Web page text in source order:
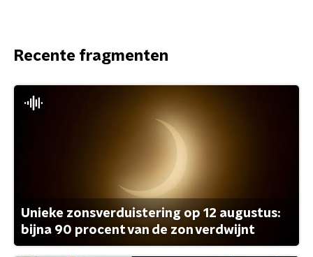
Recente fragmenten
Unieke zonsverduistering op 12 augustus:
bijna 90 procent van de zon verdwijnt